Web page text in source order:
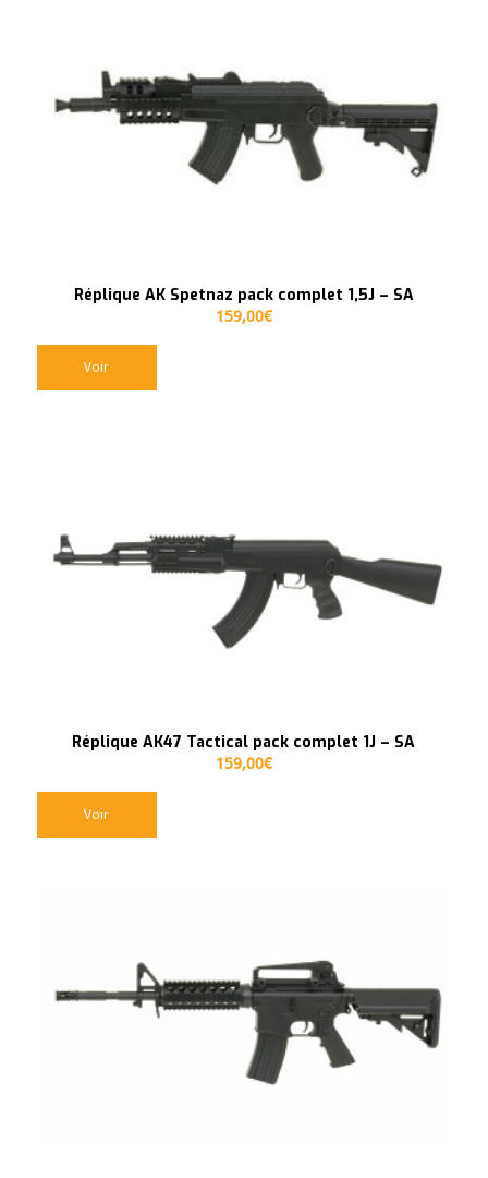
Réplique AK Spetnaz pack complet 1,5J – SA
159,00€
Voir
Réplique AK47 Tactical pack complet 1J – SA
159,00€
Voir